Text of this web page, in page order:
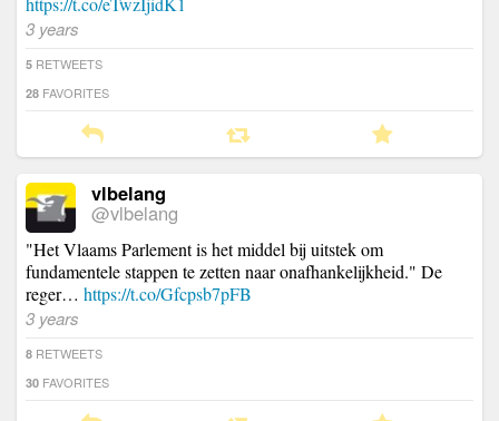
3 years
5 RETWEETS
28 FAVORITES
vlbelang
@vlbelang
"Het Vlaams Parlement is het middel bij uitstek om
fundamentele stappen te zetten naar onafhankelijkheid." De
reger… https://t.co/Gfcpsb7pFB
3 years
8 RETWEETS
30 FAVORITES